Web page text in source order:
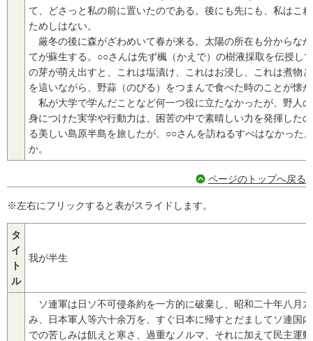
て、どさっと私の前に置いたのである。後にも先にも、私はこ
ためしはない。
厳冬の後に森がざわめいて春が来る。太陽の所在も分からな
てが蘇生する。○○さんは先ず楓（かえで）の樹液採取を伝授し
の芽が萌え出すと、これは塩漬け、これはお浸し、これは煮物
を這いながら、野蒜（のびる）をつまんで食べた時のことが懐
私が大学で学んだことなど何一つ役に立たなかったが、野人
身につけた実学や行動力は、困苦の中で素晴しい力を発揮した
る美しい島原半島を旅したが、○○さんを訪ねるすべはなかった
か。
ページのトップへ戻る
※左右にフリックすると表がスライドします。
タ
イ
ト
ル
我が半生
ソ連軍は日ソ不可侵条約を一方的に破棄し、昭和二十年八月
み、日本軍人等六十余万を、すぐ日本に帰すとだましてソ連国
での苦しみは飢えと寒さ、過重なノルマ、それに加えて民主運